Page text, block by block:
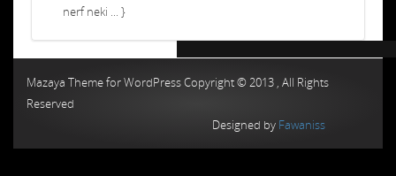
nerf neki ... }
Mazaya Theme for WordPress Copyright © 2013 , All Rights
Reserved
Designed by Fawaniss